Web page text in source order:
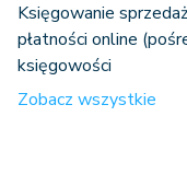
Księgowanie
płatności online
księgowości
Zobacz wszystkie